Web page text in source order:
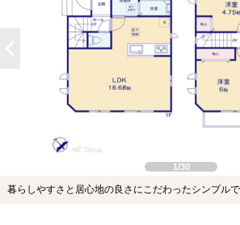
1/30
暮らしやすさと居心地の良さにこだわったシンプル